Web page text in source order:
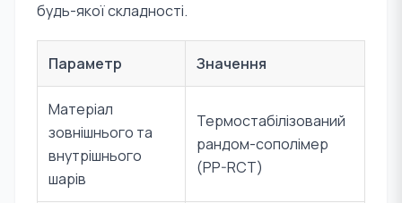
будь-якої складності.
Параметр Значення
Матеріал
зовнішнього та
внутрішнього
шарів
Термостабілізований
рандом-сополімер
(PP-RCT)